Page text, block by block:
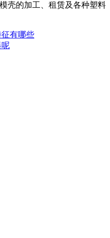
壳的加工、租赁及各种塑料
有哪些
呢